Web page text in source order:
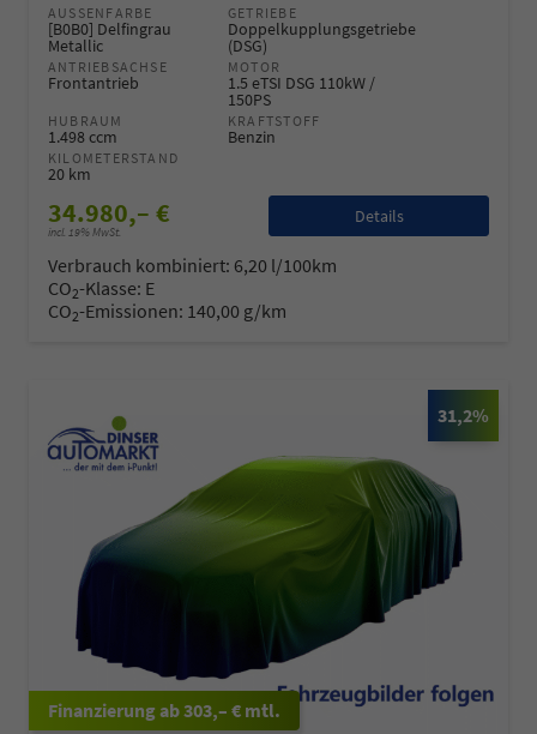
AUSSENFARBE
[B0B0] Delfingrau
Metallic
GETRIEBE
Doppelkupplungsgetriebe
(DSG)
ANTRIEBSACHSE
Frontantrieb
MOTOR
1.5 eTSI DSG 110kW /
150PS
HUBRAUM
1.498 ccm
KRAFTSTOFF
Benzin
KILOMETERSTAND
20 km
34.980,– €
incl. 19% MwSt.
Details
Verbrauch kombiniert: 6,20 l/100km
CO2-Klasse: E
CO2-Emissionen: 140,00 g/km
31,2%
ab 303,– € mtl.